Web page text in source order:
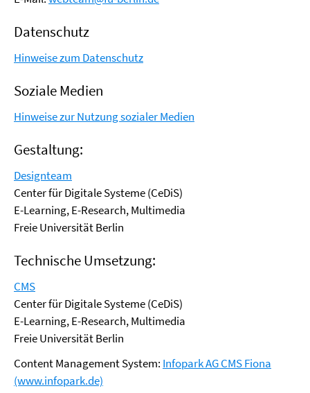
Datenschutz
Hinweise zum Datenschutz
Soziale Medien
Hinweise zur Nutzung sozialer Medien
Gestaltung:
Designteam
Center für Digitale Systeme (CeDiS)
E-Learning, E-Research, Multimedia
Freie Universität Berlin
Technische Umsetzung:
CMS
Center für Digitale Systeme (CeDiS)
E-Learning, E-Research, Multimedia
Freie Universität Berlin
Content Management System: Infopark AG CMS Fiona
(www.infopark.de)